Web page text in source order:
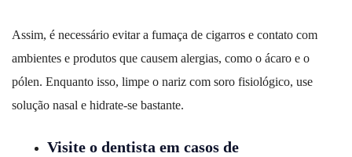
Assim, é necessário evitar a fumaça de cigarros e contato com
ambientes e produtos que causem alergias, como o ácaro e o
pólen. Enquanto isso, limpe o nariz com soro fisiológico, use
solução nasal e hidrate-se bastante.
Visite o dentista em casos de